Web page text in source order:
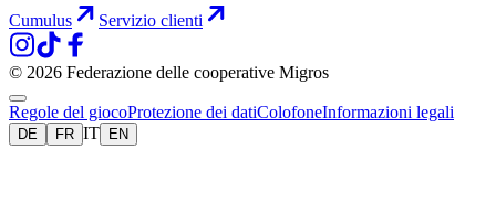
Cumulus
Servizio clienti
© 2026 Federazione delle cooperative Migros
Regole del giocoProtezione dei datiColofoneInformazioni legali
DE FR IT EN